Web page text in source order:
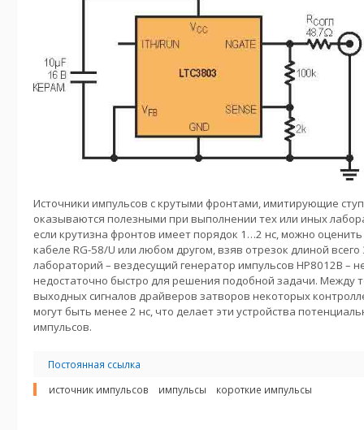
Источники импульсов с крутыми фронтами, имитирующие
оказываются полезными при выполнении тех или иных
если крутизна фронтов имеет порядок 1…2 нс, можно
кабеле RG-58/U или любом другом, взяв отрезок длиной
лабораторий – вездесущий генератор импульсов HP8012B –
недостаточно быстро для решения подобной задачи. Между
выходных сигналов драйверов затворов некоторых
могут быть менее 2 нс, что делает эти устройства
импульсов.
Постоянная ссылка
источник импульсов
импульсы короткие импульсы